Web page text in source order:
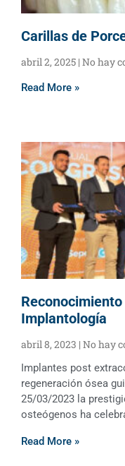
Carillas de
abril 2, 2025 No hay
Read More »
Implantología
abril 8, 2023 No hay
Implantes post
regeneración ósea
25/03/2023 la
osteógenos ha
Read More »